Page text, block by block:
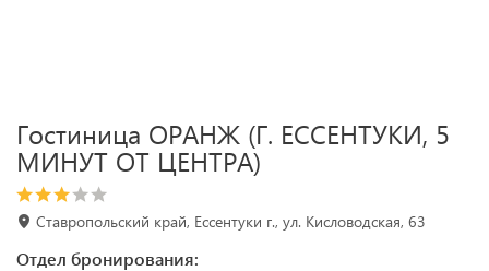
Гостиница ОРАНЖ (Г. ЕССЕНТУКИ, 5
МИНУТ ОТ ЦЕНТРА)
Ставропольский край, Ессентуки г., ул. Кисловодская, 63
Отдел бронирования: